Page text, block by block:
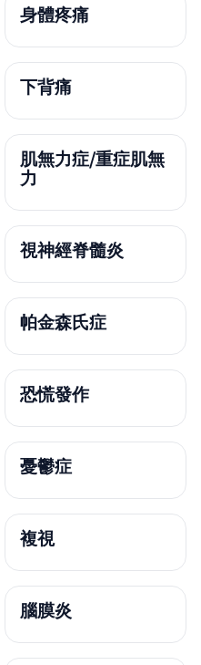
身體疼痛
下背痛
肌無力症/重症肌無
力
視神經脊髓炎
帕金森氏症
恐慌發作
憂鬱症
複視
腦膜炎